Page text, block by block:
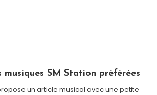
musiques SM Station préférées
un article musical avec une petite